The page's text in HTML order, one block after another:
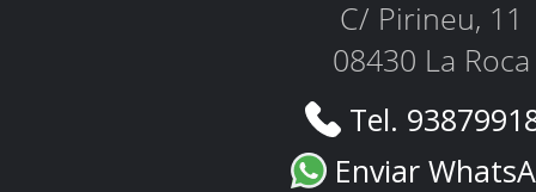
C/ Pirineu, 11
08430 La Roca
Tel.
Enviar